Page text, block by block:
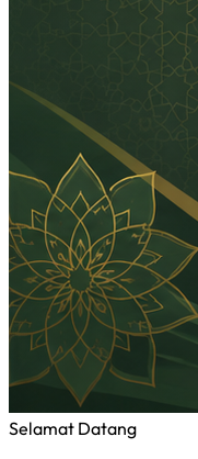
Selamat Datang